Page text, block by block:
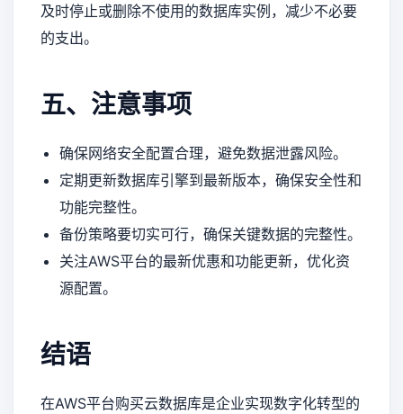
及时停止或删除不使用的数据库实例，减少不必要
的支出。
五、注意事项
确保网络安全配置合理，避免数据泄露风险。
定期更新数据库引擎到最新版本，确保安全性和
功能完整性。
备份策略要切实可行，确保关键数据的完整性。
关注AWS平台的最新优惠和功能更新，优化资
源配置。
结语
在AWS平台购买云数据库是企业实现数字化转型的